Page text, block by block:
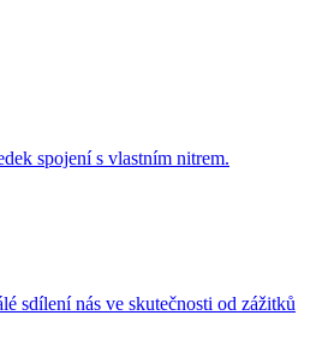
spojení s vlastním nitrem.
sdílení nás ve skutečnosti od zážitků